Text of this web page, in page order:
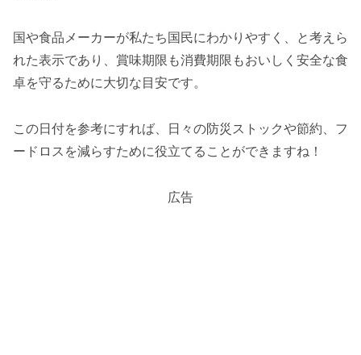
国や食品メーカーが私たち国民にわかりやすく、と考えら
れた表示であり、賞味期限も消費期限もおいしく安全な食
卓を守るために大切な目安です。
この日付を参考にすれば、日々の防災ストックや節約、フ
ードロスを減らすために役立てることができますね！
広告